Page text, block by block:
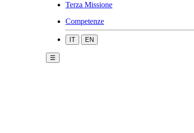
Terza Missione
Competenze
IT EN
☰